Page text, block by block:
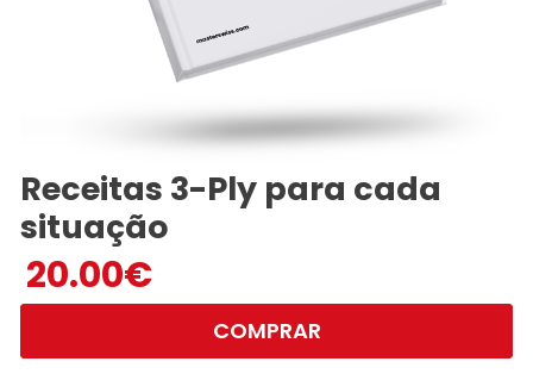
Receitas 3-Ply para cada
situação
20.00€
COMPRAR